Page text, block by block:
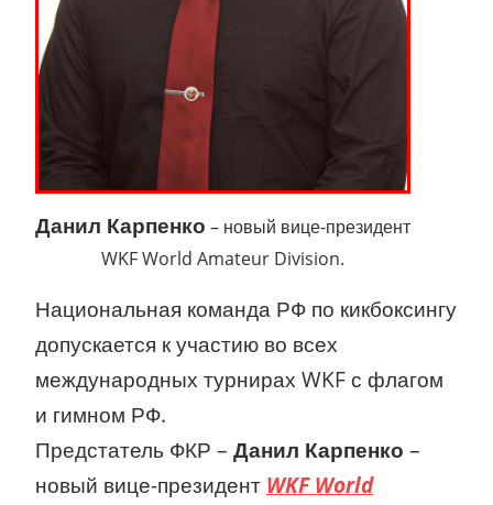
Данил Карпенко – новый вице-президент
WKF World Amateur Division.
Национальная команда РФ по кикбоксингу
допускается к участию во всех
международных турнирах WKF с флагом
и гимном РФ.
Предстатель ФКР – Данил Карпенко –
новый вице-президент WKF World